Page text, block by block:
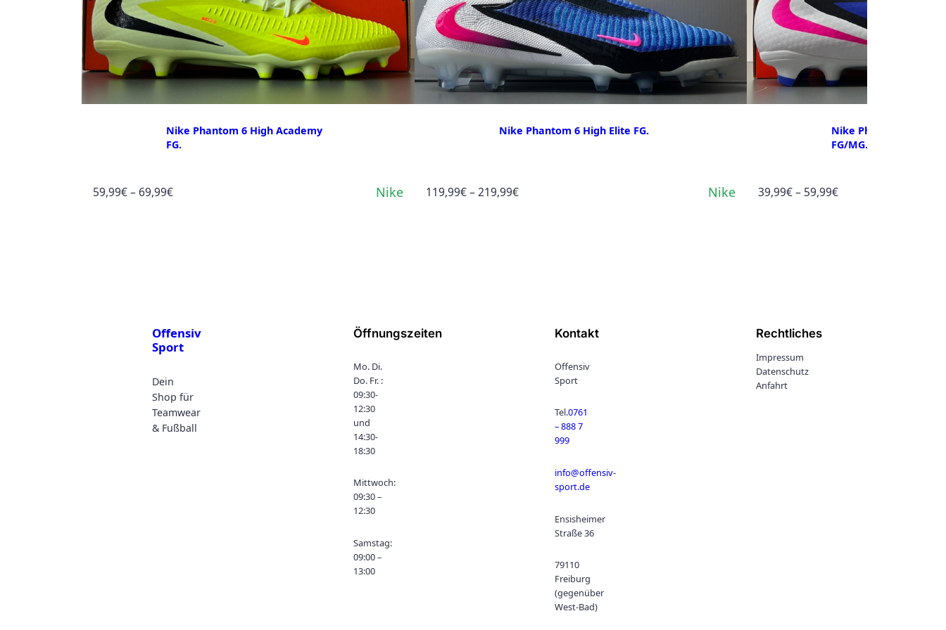
9
,
9
9
€
Nike Phantom 6 High Academy
FG.
59,99€– 69,99€Preisspanne:
Nike
Nike Phantom 6 High Elite FG.
119,99€ –219,99€Preisspanne:
Nike
Nike Phantom 6 Low
FG/MG.
39,99€– 59,99€Preisspanne:
Offensiv
Sport
Dein
Shop für
Teamwear
& Fußball
Öffnungszeiten
Mo. Di.
Do. Fr. :
09:30-
12:30
und
14:30-
18:30
Mittwoch:
09:30 –
12:30
Samstag:
09:00 –
13:00
Kontakt
Offensiv
Sport
Tel.0761
– 888 7
999
info@offensiv-
sport.de
Ensisheimer
Straße 36
79110
Freiburg
(gegenüber
West-Bad)
Rechtliches
Impressum
Datenschutz
Anfahrt